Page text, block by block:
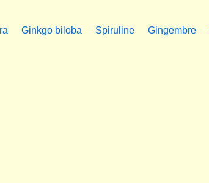
Ginkgo biloba Spiruline Gingembre